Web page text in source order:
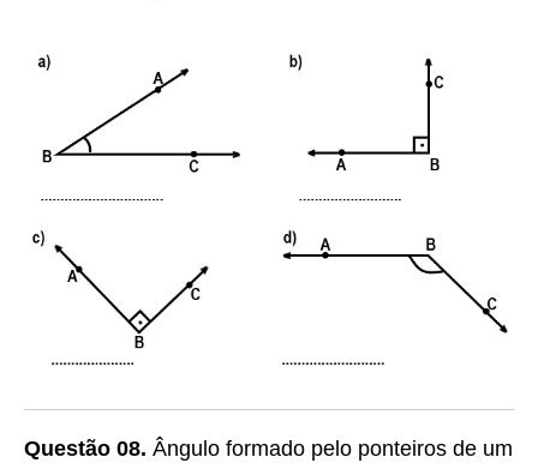
Questão 08. Ângulo formado pelo ponteiros de um